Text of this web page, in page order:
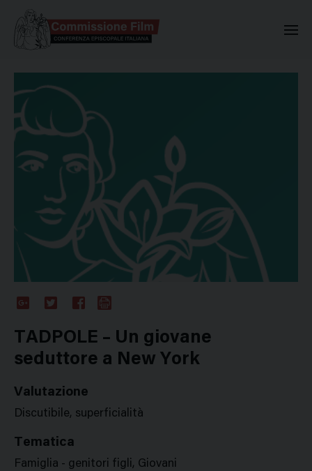
Plus
TADPOLE – Un giovane
seduttore a New York
Valutazione
Discutibile, superficialità
Tematica
Famiglia - genitori figli, Giovani